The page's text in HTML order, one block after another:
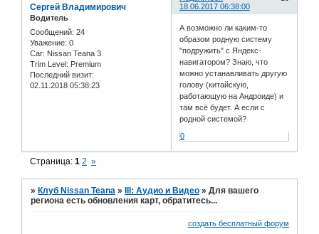
18.06.2017 06:38:00
Сергей Владимирович
Водитель
Сообщений: 24
Уважение: 0
Car: Nissan Teana 3
Trim Level: Premium
Последний визит:
02.11.2018 05:38:23
А возможно ли каким-то
образом родную систему
"подружить" с Яндекс-
навигатором? Знаю, что
можно устанавливать другую
голову (китайскую,
работающую на Андроиде) и
там всё будет. А если с
родной системой?
0
Страница:1 2 »
» Клуб Nissan Teana » III: Аудио и Bидео »Для вашего
региона есть обновления карт, обратитесь...
создать бесплатный форум